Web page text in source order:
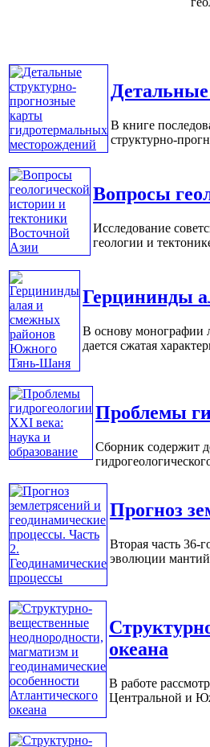
В книге
структурно-
Вопросы
Исследование
геологии и
Герцининды
В основу монографии
дается сжатая
Проблемы
Сборник содержит
Прогноз
Вторая часть 36-
эволюции
океана
В работе
Центральной и